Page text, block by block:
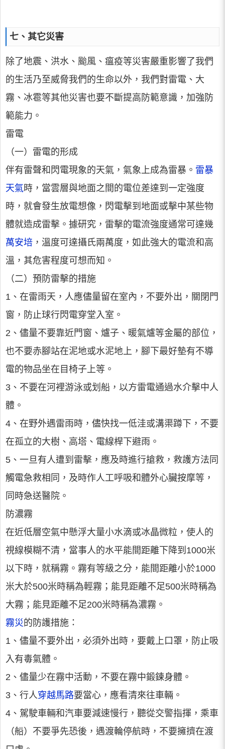
七、其它災害
除了地震、洪水、颱風、瘟疫等災害嚴重影響了我們
的生活乃至威脅我們的生命以外，我們對雷電、大
霧、冰雹等其他災害也要不斷提高防範意識，加強防
範能力。
雷電
（一）雷電的形成
伴有雷聲和閃電現象的天氣，氣象上成為雷暴。 雷暴
天氣時，當雲層與地面之間的電位差達到一定強度
時，就會發生放電想像，閃電擊到地面或擊中某些物
體就造成雷擊。據研究，雷擊的電流強度通常可達幾
萬安培 ，溫度可達攝氏兩萬度，如此強大的電流和高
溫，其危害程度可想而知。
（二）預防雷擊的措施
1、在雷雨天，人應儘量留在室內，不要外出，關閉門
窗，防止球行閃電穿堂入室。
2、儘量不要靠近門窗、爐子、暖氣爐等金屬的部位，
也不要赤腳站在泥地或水泥地上，腳下最好墊有不導
電的物品坐在目椅子上等。
3、不要在河裡游泳或划船，以方雷電通過水介擊中人
體。
4、在野外遇雷雨時，儘快找一低洼或溝渠蹲下，不要
在孤立的大樹、高塔、電線桿下避雨。
5、一旦有人遭到雷擊，應及時進行搶救，救護方法同
觸電急救相同，及時作人工呼吸和體外心臟按摩等，
同時急送醫院。
防濃霧
在近低層空氣中懸浮大量小水滴或冰晶微粒，使人的
視線模糊不清，當事人的水平能間距離下降到1000米
以下時，就稱霧。霧有等級之分，能間距離小於1000
米大於500米時稱為輕霧；能見距離不足500米時稱為
大霧；能見距離不足200米時稱為濃霧。
霧災的防護措施：
1、儘量不要外出，必須外出時，要戴上口罩，防止吸
入有毒氣體。
2、儘量少在霧中活動，不要在霧中鍛鍊身體。
3、行人穿越馬路要當心，應看清來往車輛。
4、駕駛車輛和汽車要減速慢行，聽從交警指揮，乘車
（船）不要爭先恐後，遇渡輪停航時，不要擁擠在渡